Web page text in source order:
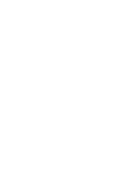
College
en het